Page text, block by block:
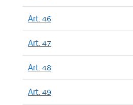
Art. 46
Art. 47
Art. 48
Art. 49